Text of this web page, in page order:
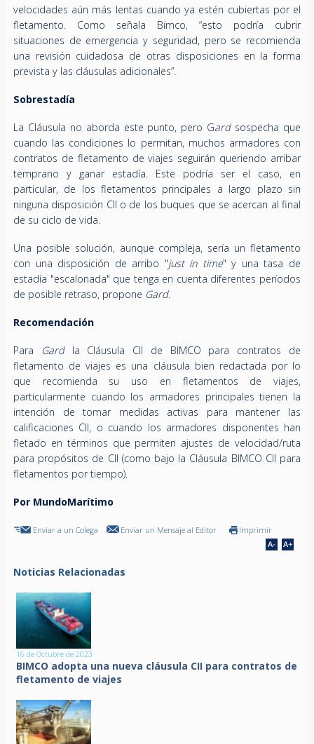
velocidades aún más lentas cuando ya estén cubiertas por el
fletamento. Como señala Bimco, “esto podría cubrir
situaciones de emergencia y seguridad, pero se recomienda
una revisión cuidadosa de otras disposiciones en la forma
prevista y las cláusulas adicionales”.
Sobrestadía
La Cláusula no aborda este punto, pero Gard sospecha que
cuando las condiciones lo permitan, muchos armadores con
contratos de fletamento de viajes seguirán queriendo arribar
temprano y ganar estadía. Este podría ser el caso, en
particular, de los fletamentos principales a largo plazo sin
ninguna disposición CII o de los buques que se acercan al final
de su ciclo de vida.
Una posible solución, aunque compleja, sería un fletamento
con una disposición de arribo "just in time" y una tasa de
estadía "escalonada" que tenga en cuenta diferentes períodos
de posible retraso, propone Gard.
Recomendación
Para Gard la Cláusula CII de BIMCO para contratos de
fletamento de viajes es una cláusula bien redactada por lo
que recomienda su uso en fletamentos de viajes,
particularmente cuando los armadores principales tienen la
intención de tomar medidas activas para mantener las
calificaciones CII, o cuando los armadores disponentes han
fletado en términos que permiten ajustes de velocidad/ruta
para propósitos de CII (como bajo la Cláusula BIMCO CII para
fletamentos por tiempo).
Por MundoMarítimo
Enviar a un Colega Enviar un Mensaje al Editor Imprimir
Noticias Relacionadas
16 de Octubre de 2023
BIMCO adopta una nueva cláusula CII para contratos de
fletamento de viajes